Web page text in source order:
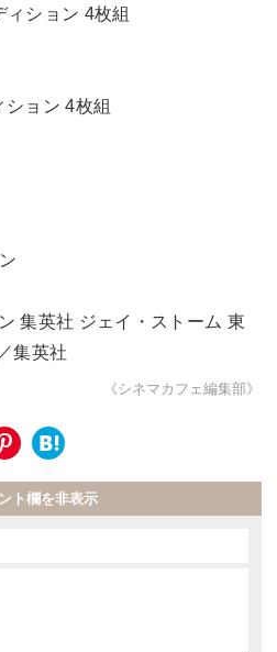
ション 4枚組
ョン 4枚組
集英社 ジェイ・ストーム 東
集英社
《シネマカフェ編集部》
ト欄を非表示